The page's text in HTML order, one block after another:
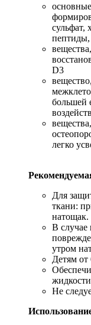
сульфат,
пептиды,
D3
большей
легко
Для
ткани:
натощак.
В случае
утром
Детям от
Не